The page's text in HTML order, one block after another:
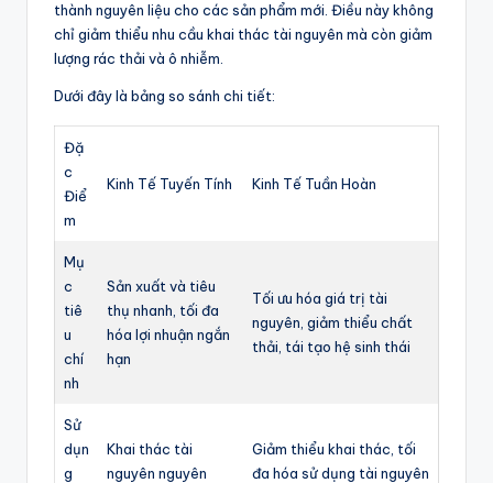
thành nguyên liệu cho các sản phẩm mới. Điều này không
chỉ giảm thiểu nhu cầu khai thác tài nguyên mà còn giảm
lượng rác thải và ô nhiễm.
Dưới đây là bảng so sánh chi tiết:
Đặ
c
Điể
m
Kinh Tế Tuyến Tính Kinh Tế Tuần Hoàn
Mụ
c
tiê
u
chí
nh
Sản xuất và tiêu
thụ nhanh, tối đa
hóa lợi nhuận ngắn
hạn
Tối ưu hóa giá trị tài
nguyên, giảm thiểu chất
thải, tái tạo hệ sinh thái
Sử
dụn
g
Khai thác tài
nguyên nguyên
Giảm thiểu khai thác, tối
đa hóa sử dụng tài nguyên